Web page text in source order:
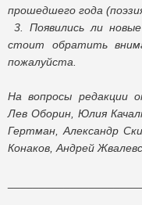
прошедшего года
3. Появились ли
стоит обратить
пожалуйста.
На вопросы редакции
Лев Оборин, Юлия
Гертман, Александр
Конаков, Андрей